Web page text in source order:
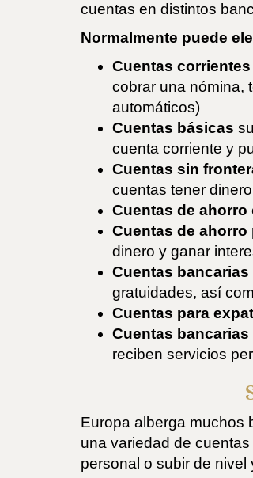
cuentas en distintos
Normalmente puede
Cuentas corrientes
cobrar una nómina,
automáticos)
Cuentas básicas
cuenta corriente y
Cuentas sin
cuentas tener
Cuentas de ahorro
Cuentas de ahorro
dinero y ganar
Cuentas
gratuidades, así
Cuentas para
Cuentas
reciben servicios
Europa alberga muchos
una variedad de
personal o subir de